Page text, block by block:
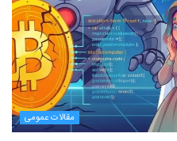
مقالات عمومی